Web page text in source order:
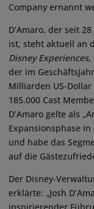
Company ernannt
D’Amaro, der seit
ist, steht aktuell an
Disney Experiences,
der im
Milliarden US-
185.000 Cast
D’Amaro gelte als
Expansionsphase
und habe das
auf die
Der Disney-
erklärte: „Josh